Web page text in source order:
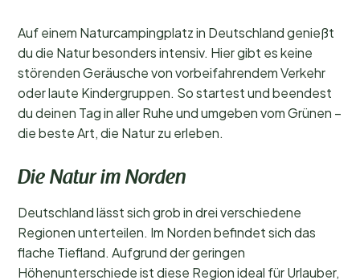
Rheinland-Pfalz (1)
Beliebte Filter
Allgemein
Sport und Freizeit
Auf einem Naturcampingplatz in Deutschland genießt
du die Natur besonders intensiv. Hier gibt es keine
störenden Geräusche von vorbeifahrendem Verkehr
oder laute Kindergruppen. So startest und beendest
du deinen Tag in aller Ruhe und umgeben vom Grünen –
die beste Art, die Natur zu erleben.
Die Natur im Norden
Deutschland lässt sich grob in drei verschiedene
Regionen unterteilen. Im Norden befindet sich das
flache Tiefland. Aufgrund der geringen
Höhenunterschiede ist diese Region ideal für Urlauber,